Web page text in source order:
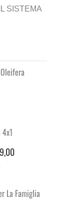
SISTEMA
4x1
La Famiglia